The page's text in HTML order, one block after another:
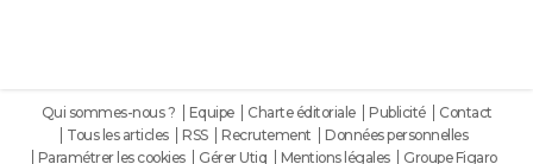
Qui sommes-nous ? Equipe Charte éditoriale Publicité
Contact
Tous les articles
RSS Recrutement
Données personnelles
Paramétrer les cookies
Gérer Utiq Mentions légales Groupe Figaro